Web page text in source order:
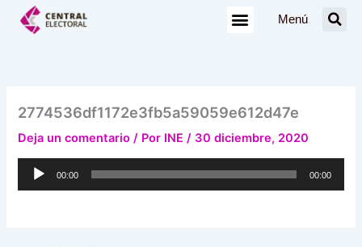
Menú
2774536df1172e3fb5a59059e612d47e
Deja un comentario / Por INE/ 30 diciembre, 2020
Reproductor
00:00 00:00